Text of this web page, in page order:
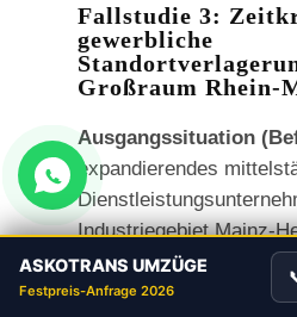
ASKOTRANS UMZÜGE
Festpreis-Anfrage 2026
Fallstudie 3:
gewerbliche
Großraum Rhein-
Ausgangssituation
expandierendes
Industriegebiet Mainz-
die vollständige
Betriebsstätte. Das